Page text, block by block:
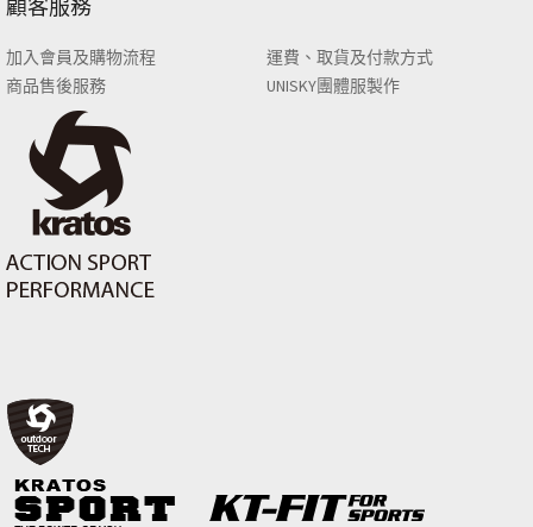
顧客服務
加入會員及購物流程
運費、取貨及付款方式
商品售後服務
UNISKY團體服製作